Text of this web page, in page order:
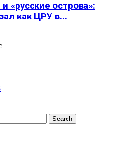
«русские острова»:
как ЦРУ в...
Search